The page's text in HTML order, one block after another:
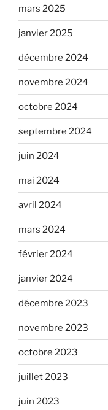
mars 2025
janvier 2025
décembre 2024
novembre 2024
octobre 2024
septembre 2024
juin 2024
mai 2024
avril 2024
mars 2024
février 2024
janvier 2024
décembre 2023
novembre 2023
octobre 2023
juillet 2023
juin 2023